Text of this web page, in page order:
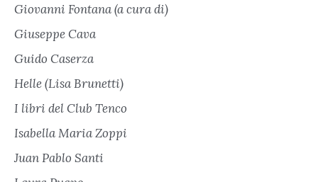
Giovanni Fontana (a cura di)
Giuseppe Cava
Guido Caserza
Helle (Lisa Brunetti)
I libri del Club Tenco
Isabella Maria Zoppi
Juan Pablo Santi